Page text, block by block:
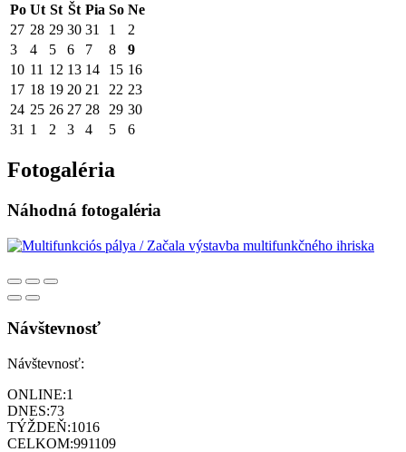
Po Ut St Št Pia So Ne
27 28 29 30 31 1
2
3
4 5 6 7 8
9
10 11 12 13 14 15 16
17 18 19 20 21 22 23
24 25 26 27 28 29 30
31 1 2 3 4 5 6
Fotogaléria
Náhodná fotogaléria
Návštevnosť
Návštevnosť:
ONLINE:1
DNES:73
TÝŽDEŇ:1016
CELKOM:991109